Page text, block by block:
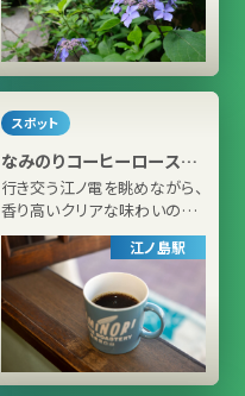
スポット
なみのりコーヒーロースタ
リー 江ノ島店
行き交う江ノ電を眺めながら、
香り高いクリアな味わいの自
家焙煎コーヒーを
江ノ島駅